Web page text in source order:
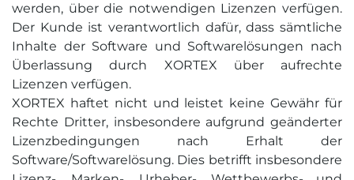
werden, über die notwendigen Lizenzen verfügen.
Der Kunde ist verantwortlich dafür, dass sämtliche
Inhalte der Software und Softwarelösungen nach
Überlassung durch XORTEX über aufrechte
Lizenzen verfügen.
XORTEX haftet nicht und leistet keine Gewähr für
Rechte Dritter, insbesondere aufgrund geänderter
Lizenzbedingungen nach Erhalt der
Software/Softwarelösung. Dies betrifft insbesondere